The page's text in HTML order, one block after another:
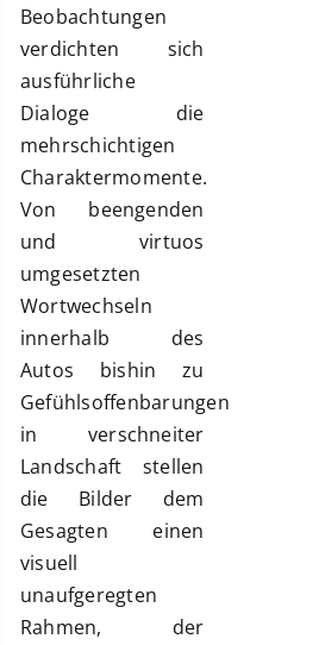
Beobachtungen
verdichten sich
ausführliche
Dialoge die
mehrschichtigen
Charaktermomente.
Von beengenden
und virtuos
umgesetzten
Wortwechseln
innerhalb des
Autos bishin zu
Gefühlsoffenbarungen
in verschneiter
Landschaft stellen
die Bilder dem
Gesagten einen
visuell
unaufgeregten
Rahmen, der